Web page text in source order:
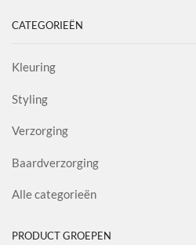
CATEGORIEËN
Kleuring
Styling
Verzorging
Baardverzorging
Alle categorieën
PRODUCT GROEPEN